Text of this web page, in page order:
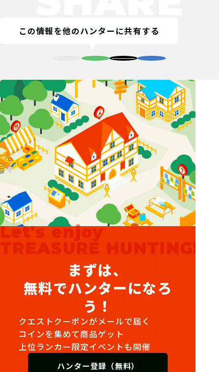
この情報を他のハンターに共有する
Let's enjoy
TREASURE HUNTING!
まずは、
無料でハンターになろ
う！
クエストクーポンがメールで届く
コインを集めて商品ゲット
上位ランカー限定イベントも開催
ハンター登録（無料）